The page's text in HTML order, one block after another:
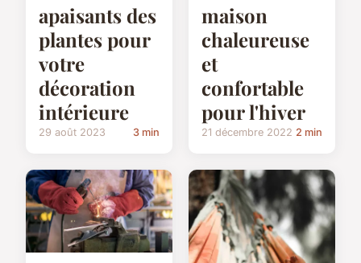
apaisants des
plantes pour
votre
décoration
intérieure
29 août 2023 3 min
maison
chaleureuse
et
confortable
pour l'hiver
21 décembre 2022 2 min